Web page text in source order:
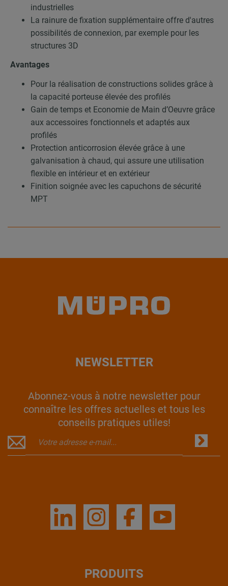
industrielles
La rainure de fixation supplémentaire offre d'autres
possibilités de connexion, par exemple pour les
structures 3D
Avantages
Pour la réalisation de constructions solides grâce à
la capacité porteuse élevée des profilés
Gain de temps et Economie de Main d’Oeuvre grâce
aux accessoires fonctionnels et adaptés aux
profilés
Protection anticorrosion élevée grâce à une
galvanisation à chaud, qui assure une utilisation
flexible en intérieur et en extérieur
Finition soignée avec les capuchons de sécurité
MPT
NEWSLETTER
Abonnez-vous à notre newsletter pour
connaître les offres actuelles et tous les
conseils pratiques utiles!
PRODUITS